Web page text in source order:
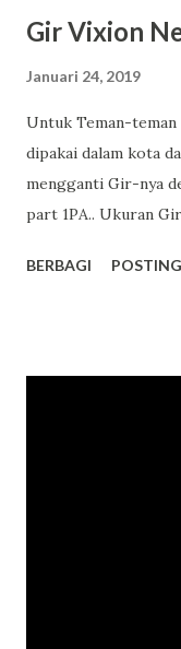
Gir Vixion
Januari 24, 2019
Untuk Teman-
dipakai dalam kota
mengganti Gir-nya
part 1PA.. Ukuran
yang lebih besar 1
BERBAGI